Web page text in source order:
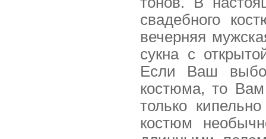
свадебного
вечерняя
сукна с
Если Ваш
костюма, то Вам
только
костюм